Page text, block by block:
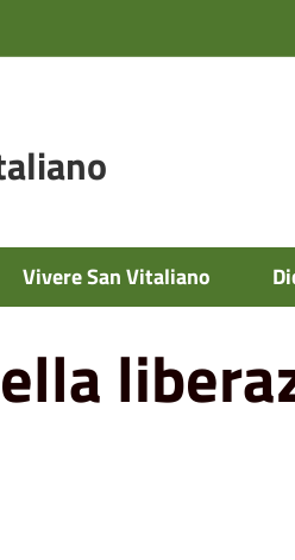
Vivere San Vitaliano